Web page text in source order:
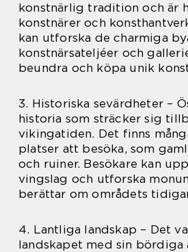
konstnärlig tradition och är
konstnärer och
kan utforska de charmiga
konstnärsateljéer och
beundra och köpa unik
3. Historiska sevärdheter –
historia som sträcker sig
vikingatiden. Det finns
platser att besöka, som
och ruiner. Besökare kan
vingslag och utforska
berättar om områdets
4. Lantliga landskap – Det
landskapet med sin bördiga